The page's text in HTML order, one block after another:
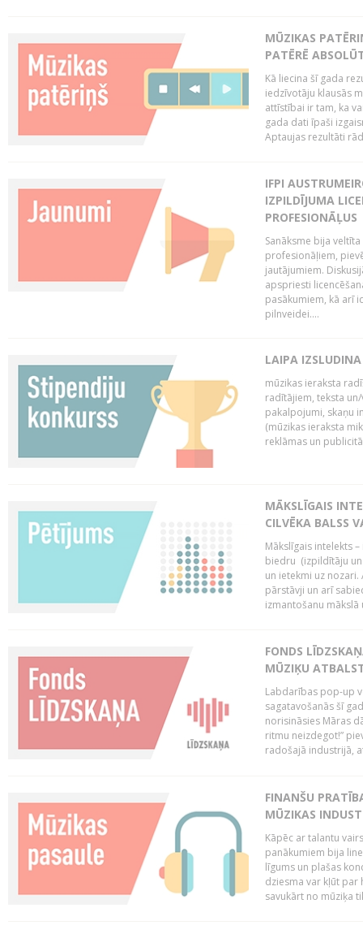
MŪZIKAS
PATĒRĒ
Kā liecina šī gada
iedzīvotāju klausās
attīstībai ir tam, ka
gada dati īpaši
Aptaujas rezultāti
IFPI
IZPILDĪJUMA
PROFESIONĀĻUS
Sanāksme bija
profesionāļiem,
jautājumiem.
apspriesti
pasākumiem, kā arī
pilnveidei....
LAIPA
mūzikas ieraksta
radītājiem, teksta
pakalpojumi, skaņu
(mūzikas ieraksta
reklāmas un
MĀKSLĪGAIS
CILVĒKA BALSS
Mākslīgais intelekts
biedru (izpildītāju
un ietekmi uz
pārstāvji un arī
izmantošanu mākslā
FONDS
MŪZIĶU
Labdarības pop-up
sagatavošanās šī
norisināsies Māras
ritmu neizdegot!”
radošajā industrijā,
FINANŠU
MŪZIKAS
Kāpēc ar talantu
panākumiem bija
līgums un plašas
dziesma var kļūt par
savukārt no mūziķa